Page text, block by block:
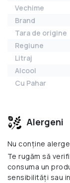
Vechime
Brand
Tara de origine
Regiune
Litraj
Alcool
Cu Pahar
Alergeni
Nu conține
Te rugăm să
consuma un
sensibilități sau